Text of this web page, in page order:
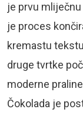
je prvu
je proces
kremastu
druge tvrtke
moderne
Čokolada je